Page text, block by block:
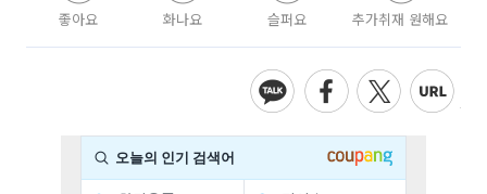
좋아요 화나요 슬퍼요 추가취재 원해요